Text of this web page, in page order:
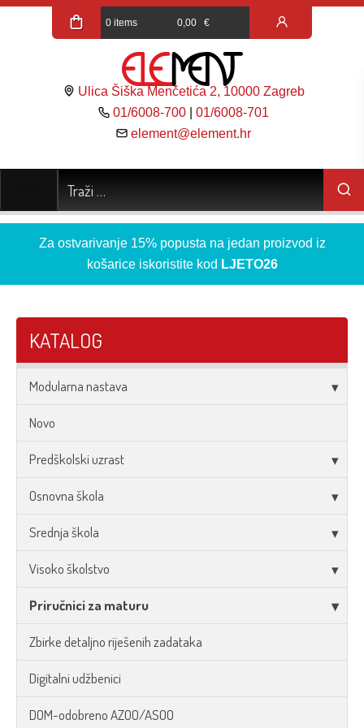
0 items 0,00 €
Ulica Šiška Menčetića 2, 10000 Zagreb
01/6008-700 |01/6008-701
element@element.hr
Za ostvarivanje 15% popusta na jedan proizvod iz
košarice iskoristite kod LJETO26
KATALOG
Modularna nastava
Novo
Predškolski uzrast
Osnovna škola
Srednja škola
Visoko školstvo
Priručnici za maturu
Zbirke detaljno riješenih zadataka
Digitalni udžbenici
DOM-odobreno AZOO/ASOO